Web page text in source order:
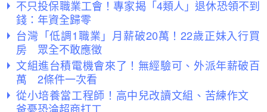
不只投保職業工會！專家揭「4類人」退休恐領不到
錢：年資全歸零
台灣「低調1職業」月薪破20萬！22歲正妹入行買
房 眾全不敢應徵
文組進台積電機會來了！無經驗可、外派年薪破百
萬 2條件一次看
從小培養當工程師！高中兒改讀文組、苦練作文
爸憂恐淪超商打工